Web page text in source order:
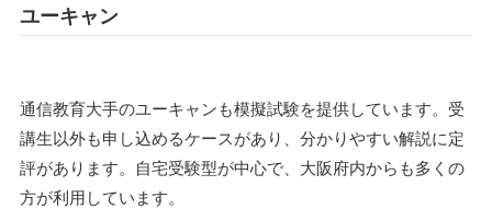
ユーキャン
通信教育大手のユーキャンも模擬試験を提供しています。受
講生以外も申し込めるケースがあり、分かりやすい解説に定
評があります。自宅受験型が中心で、大阪府内からも多くの
方が利用しています。